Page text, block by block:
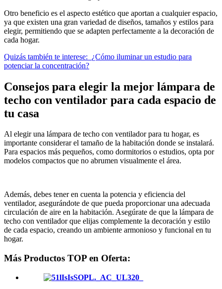
Otro beneficio es el aspecto estético que aportan a cualquier espacio,
ya que existen una gran variedad de diseños, tamaños y estilos para
elegir, permitiendo que se adapten perfectamente a la decoración de
cada hogar.
Quizás también te interese: ¿Cómo iluminar un estudio para
potenciar la concentración?
Consejos para elegir la mejor lámpara de
techo con ventilador para cada espacio de
tu casa
Al elegir una lámpara de techo con ventilador para tu hogar, es
importante considerar el tamaño de la habitación donde se instalará.
Para espacios más pequeños, como dormitorios o estudios, opta por
modelos compactos que no abrumen visualmente el área.
Además, debes tener en cuenta la potencia y eficiencia del
ventilador, asegurándote de que pueda proporcionar una adecuada
circulación de aire en la habitación. Asegúrate de que la lámpara de
techo con ventilador que elijas complemente la decoración y estilo
de cada espacio, creando un ambiente armonioso y funcional en tu
hogar.
Más Productos TOP en Oferta: